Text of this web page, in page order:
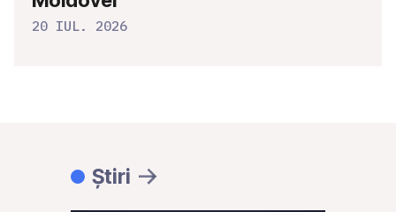
20 IUL. 2026
Știri